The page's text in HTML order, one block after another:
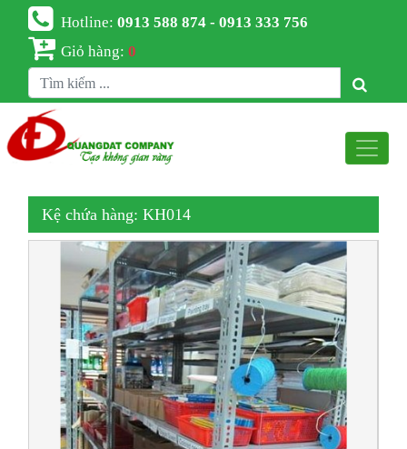
Hotline:0913 588 874 - 0913 333 756
Giỏ hàng:0
Kệ chứa hàng: KH014